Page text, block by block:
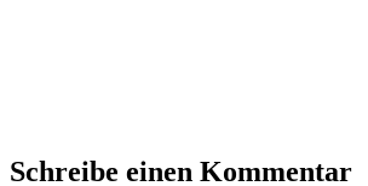
Schreibe einen Kommentar